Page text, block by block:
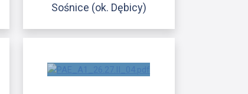
Sośnice (ok. Dębicy)